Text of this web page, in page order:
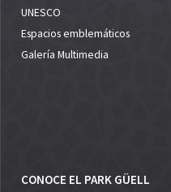
UNESCO
Espacios emblemáticos
Galería Multimedia
CONOCE EL PARK GÜELL